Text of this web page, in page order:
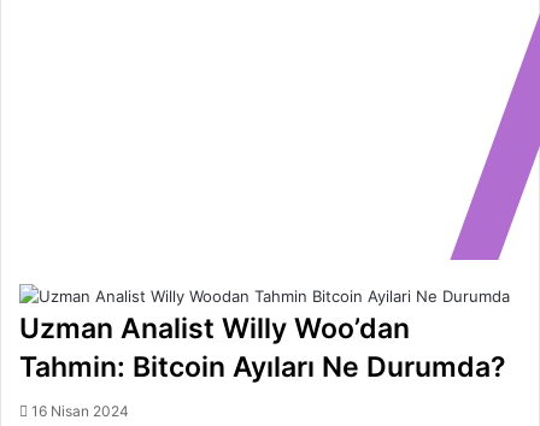
Uzman Analist Willy Woo’dan
Tahmin: Bitcoin Ayıları Ne Durumda?
16 Nisan 2024